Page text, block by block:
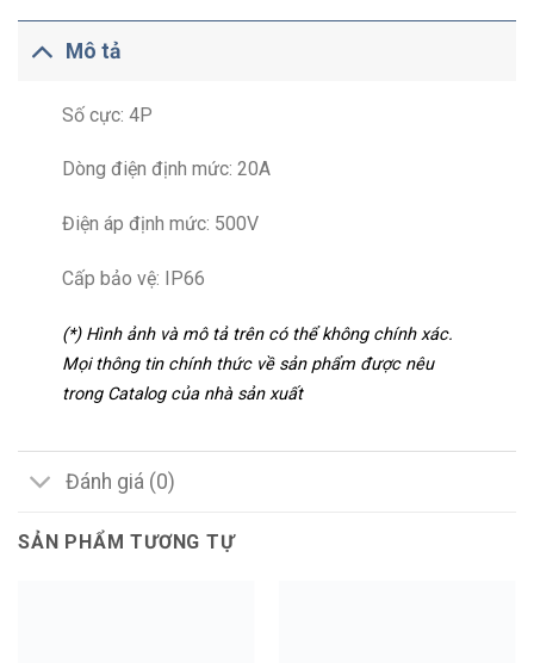
Mô tả
Số cực: 4P
Dòng điện định mức: 20A
Điện áp định mức: 500V
Cấp bảo vệ: IP66
(*) Hình ảnh và mô tả trên có thể không chính xác.
Mọi thông tin chính thức về sản phẩm được nêu
trong Catalog của nhà sản xuất
Đánh giá (0)
SẢN PHẨM TƯƠNG TỰ